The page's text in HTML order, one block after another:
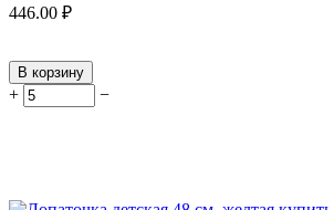
446.00 ₽
В корзину
+ −